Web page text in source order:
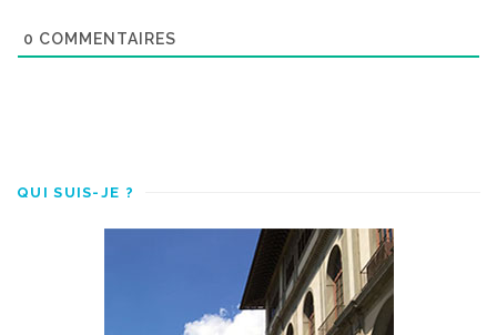
0 COMMENTAIRES
QUI SUIS-JE ?